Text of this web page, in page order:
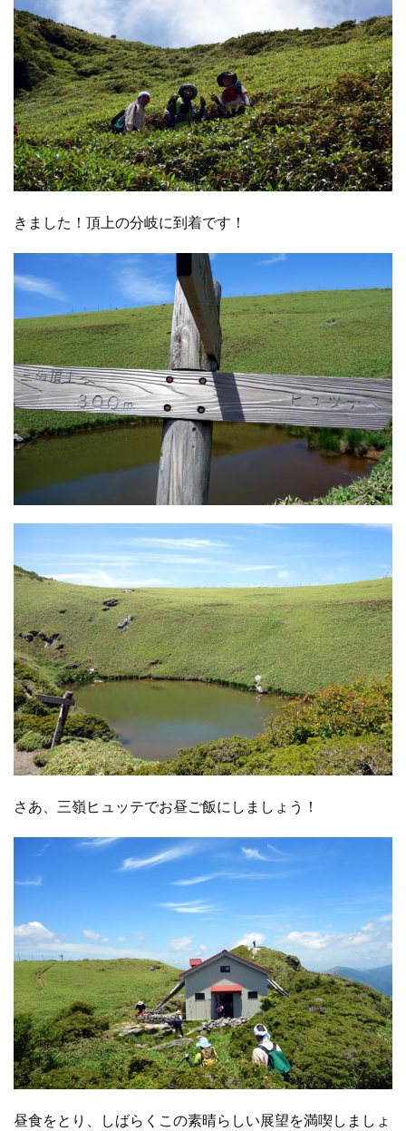
きました！頂上の分岐に到着です！
さあ、三嶺ヒュッテでお昼ご飯にしましょう！
昼食をとり、しばらくこの素晴らしい展望を満喫しましょ